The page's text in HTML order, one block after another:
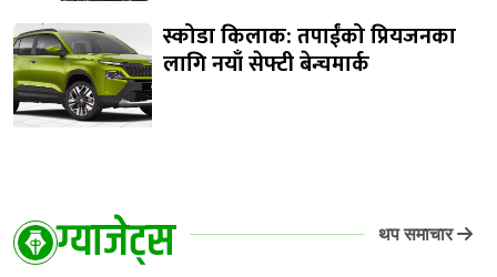
स्कोडा किलाक: तपाईंको प्रियजनका
लागि नयाँ सेफ्टी बेन्चमार्क
ग्याजेट्स थप समाचार